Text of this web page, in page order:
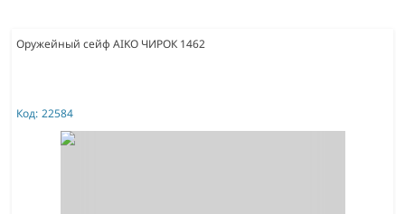
Оружейный сейф AIKO ЧИРОК 1462
Код: 22584